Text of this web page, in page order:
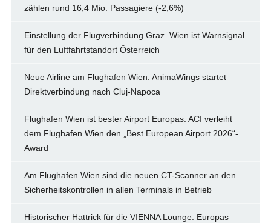
zählen rund 16,4 Mio. Passagiere (-2,6%)
Einstellung der Flugverbindung Graz–Wien ist Warnsignal
für den Luftfahrtstandort Österreich
Neue Airline am Flughafen Wien: AnimaWings startet
Direktverbindung nach Cluj-Napoca
Flughafen Wien ist bester Airport Europas: ACI verleiht
dem Flughafen Wien den „Best European Airport 2026“-
Award
Am Flughafen Wien sind die neuen CT-Scanner an den
Sicherheitskontrollen in allen Terminals in Betrieb
Historischer Hattrick für die VIENNA Lounge: Europas